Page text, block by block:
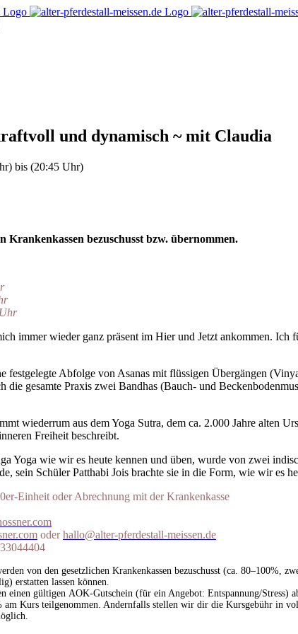
und dynamisch ~ mit Claudia
bis (20:45 Uhr)
Krankenkassen bezuschusst bzw. übernommen.
immer wieder ganz präsent im Hier und Jetzt ankommen.
festgelegte Abfolge von Asanas mit flüssigen Übergängen
die gesamte Praxis zwei Bandhas (Bauch- und
wiederrum aus dem Yoga Sutra, dem ca. 2.000 Jahre alten
Freiheit beschreibt.
Yoga wie wir es heute kennen und üben, wurde von zwei
sein Schüler Patthabi Jois brachte sie in die Form, wie wir es
Einheit oder Abrechnung mit der Krankenkasse
oder hallo@alter-pferdestall-meissen.de
von den gesetzlichen Krankenkassen bezuschusst (ca. 80–100%,
erstatten lassen können.
einen gültigen AOK-Gutschein (für ein Angebot: Entspannung/
am Kurs teilgenommen. Andernfalls stellen wir dir die Kursgebühr in